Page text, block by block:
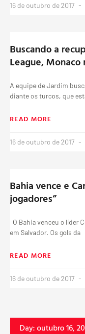
16 de outubro de 2017
Buscando a
League,
A equipe de Jardim
diante os turcos, que
READ MORE
16 de outubro de 2017
Bahia vence e
jogadores”
O Bahia venceu o líder
em Salvador. Os gols da
READ MORE
16 de outubro de 2017
Day: outubro 16,